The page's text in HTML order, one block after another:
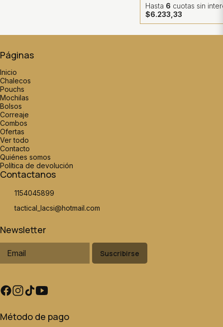
Hasta 6 cuotas sin
$6.233,33
Páginas
Inicio
Chalecos
Pouchs
Mochilas
Bolsos
Correaje
Combos
Ofertas
Ver todo
Contacto
Quiénes somos
Política de devolución
Contactanos
1154045899
tactical_lacsi@hotmail.com
Newsletter
Suscribirse
Método de pago